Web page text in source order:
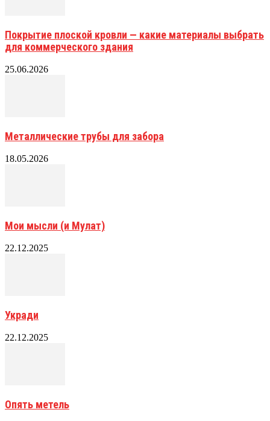
Покрытие плоской кровли — какие материалы выбрать
для коммерческого здания
25.06.2026
Металлические трубы для забора
18.05.2026
Мои мысли (и Мулат)
22.12.2025
Укради
22.12.2025
Опять метель